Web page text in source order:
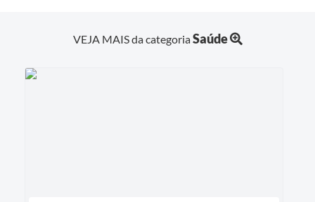
VEJA MAIS da categoriaSaúde